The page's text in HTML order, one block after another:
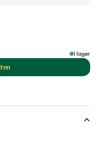
I lager
produktsida